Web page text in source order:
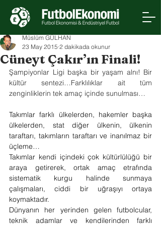
Cüneyt Çakır’ın Finali!
Müslüm GÜLHAN
23 May 2015 2 dakikada okunur
Şampiyonlar Ligi başka bir yaşam alnı! Bir
kültür sentezi…Farklılıklar ait tüm
zenginliklerin tek amaç içinde sunulması…
Takımlar farklı ülkelerden, hakemler başka
ülkelerden, stat diğer ülkenin, ülkenin
taraftarı, takımların taraftarı ve inanılmaz bir
üçleme…
Takımlar kendi içindeki çok kültürlülüğü bir
araya getirerek, ortak amaç etrafında
sistematik kurgu halinde sunmaya
çalışmaları, ciddi bir uğraşıyı ortaya
koymaktadır.
Dünyanın her yerinden gelen futbolcular,
teknik adamlar ve kendilerinden farklı